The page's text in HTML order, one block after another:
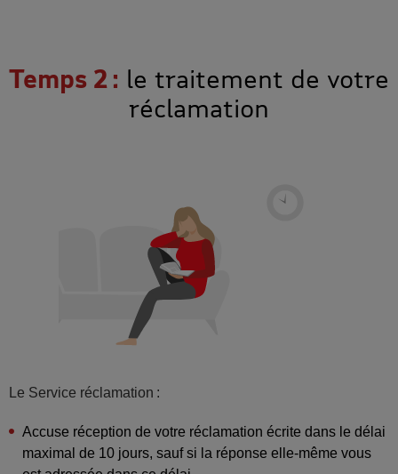
Temps 2 : le traitement de votre
réclamation
Le Service réclamation :
Accuse réception de votre réclamation écrite dans le délai
maximal de 10 jours, sauf si la réponse elle-même vous